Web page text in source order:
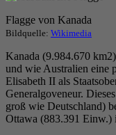
Flagge von Kanada
Bildquelle: Wikimedia
Kanada (9.984.670
und wie Australien eine
Elisabeth II als
Generalgoveneur.
groß wie Deutschland)
Ottawa (883.391 Einw.)